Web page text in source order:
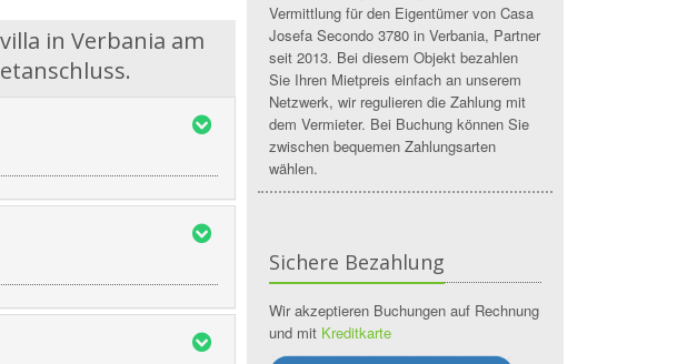
in Verbania am
Vermittlung für den Eigentümer von Casa
Josefa Secondo 3780 in Verbania, Partner
seit 2013. Bei diesem Objekt bezahlen
Sie Ihren Mietpreis einfach an unserem
Netzwerk, wir regulieren die Zahlung mit
dem Vermieter. Bei Buchung können Sie
zwischen bequemen Zahlungsarten
wählen.
Sichere Bezahlung
Wir akzeptieren Buchungen auf Rechnung
und mit Kreditkarte